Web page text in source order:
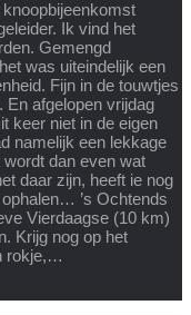
Ik vind het
Gemengd
was uiteindelijk een
Fijn in de touwtjes
En afgelopen vrijdag
keer niet in de eigen
namelijk een lekkage
dan even wat
daar zijn, heeft ie nog
’s Ochtends
Vierdaagse (10 km)
Krijg nog op het
rokje,…